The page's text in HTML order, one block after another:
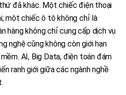
đã khác. Một chiếc điện thoại
một chiếc ô tô không chỉ là
hàng không chỉ cung cấp dịch vụ
nghệ cũng không còn giới hạn
AI, Big Data, điện toán đám
ranh giới giữa các ngành nghề